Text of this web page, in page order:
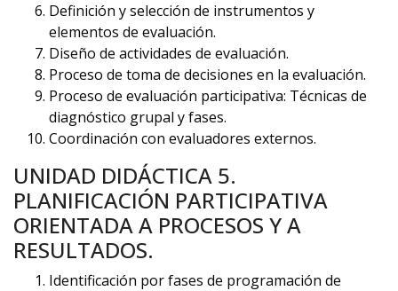
Definición y selección de instrumentos y
elementos de evaluación.
Diseño de actividades de evaluación.
Proceso de toma de decisiones en la evaluación.
Proceso de evaluación participativa: Técnicas de
diagnóstico grupal y fases.
Coordinación con evaluadores externos.
UNIDAD DIDÁCTICA 5.
PLANIFICACIÓN PARTICIPATIVA
ORIENTADA A PROCESOS Y A
RESULTADOS.
Identificación por fases de programación de